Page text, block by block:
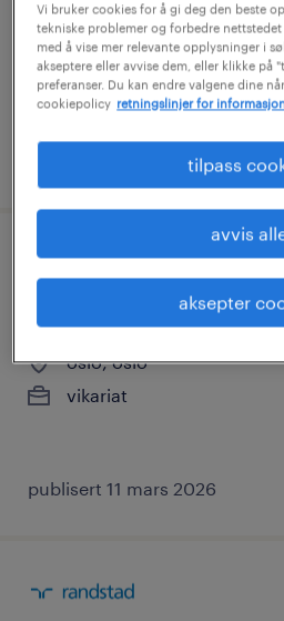
oslo, oslo
engasjement
publisert 22 juli 2026
oslo, oslo
vikariat
publisert 11 mars 2026
Vi bruker cookies for å gi deg den beste
tekniske problemer og forbedre
med å vise mer relevante opplysninger i
akseptere eller avvise dem, eller klikke på
preferanser. Du kan endre valgene dine
cookiepolicy retningslinjer for
tilpass
avvis
aksepter